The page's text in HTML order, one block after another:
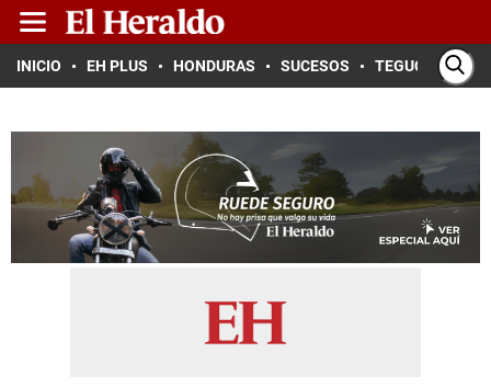
INICIO EH PLUS HONDURAS SUCESOS TEGUCIGALPA